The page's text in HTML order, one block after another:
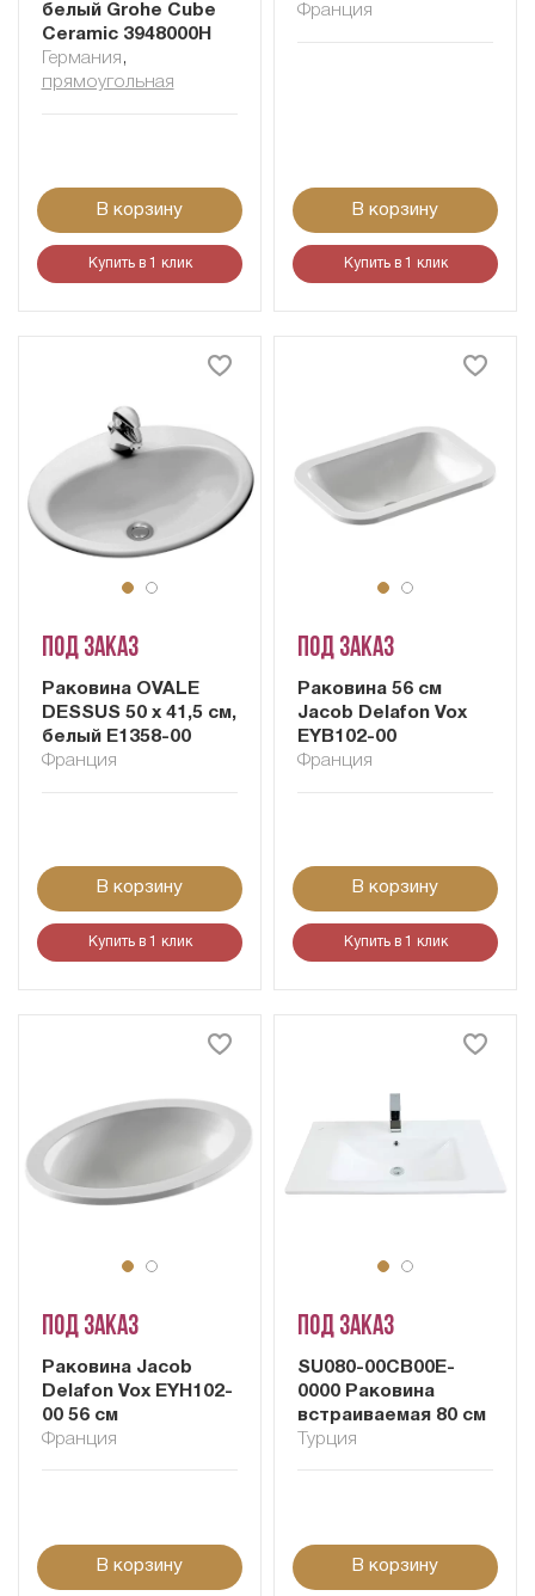
белый Grohe Cube
Ceramic 3948000H
Германия ,
прямоугольная
В корзину
Купить в 1 клик
Франция
В корзину
Купить в 1 клик
Под заказ
Раковина OVALE
DESSUS 50 х 41,5 см,
белый E1358-00
Франция
В корзину
Купить в 1 клик
Под заказ
Раковина 56 см
Jacob Delafon Vox
EYB102-00
Франция
В корзину
Купить в 1 клик
Под заказ
Раковина Jacob
Delafon Vox EYH102-
00 56 см
Франция
В корзину
Под заказ
SU080-00CB00E-
0000 Раковина
встраиваемая 80 см
Турция
В корзину